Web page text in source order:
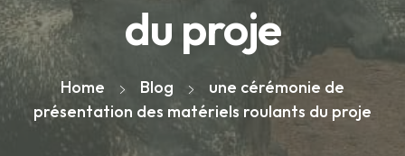
du proje
Home Blog
une cérémonie de
présentation des matériels roulants du proje